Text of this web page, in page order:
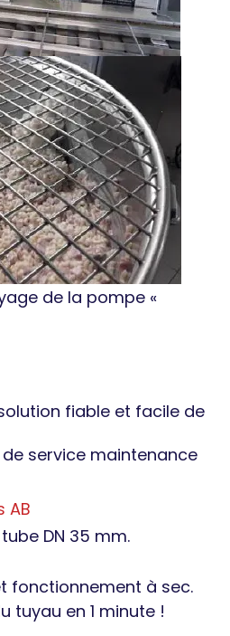
de la pompe «
fiable et facile de
service maintenance
AB
DN 35 mm.
fonctionnement à sec.
tuyau en 1 minute !